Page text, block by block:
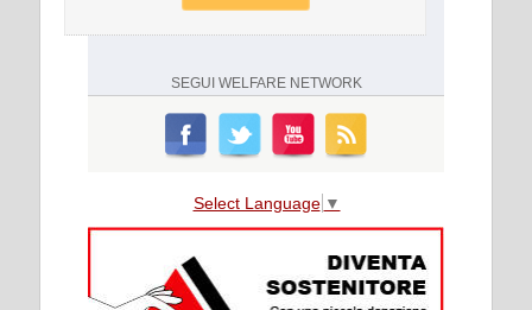
SEGUI WELFARE NETWORK
Select Language ▼